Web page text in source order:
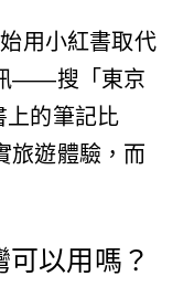
用小紅書取代
——搜「東京
上的筆記比
旅遊體驗，而
以用嗎？